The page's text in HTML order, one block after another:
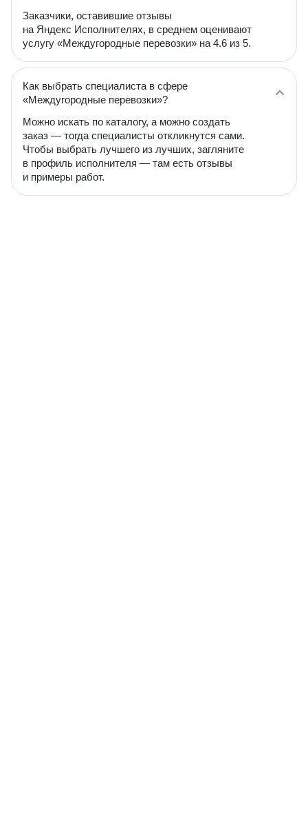
Заказчики, оставившие отзывы
на Яндекс Исполнителях, в среднем оценивают
услугу «Междугородные перевозки» на 4.6 из 5.
Как выбрать специалиста в сфере
«Междугородные перевозки»?
Можно искать по каталогу, а можно создать
заказ — тогда специалисты откликнутся сами.
Чтобы выбрать лучшего из лучших, загляните
в профиль исполнителя — там есть отзывы
и примеры работ.